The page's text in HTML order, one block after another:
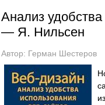
Анализ
— Я. Нильсен
Автор: Герман Шестеров